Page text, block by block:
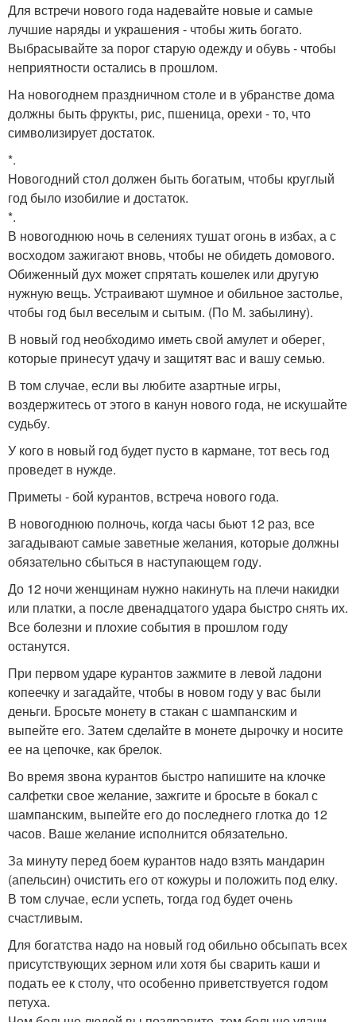
Для встречи нового года надевайте новые и самые
лучшие наряды и украшения - чтобы жить богато.
Выбрасывайте за порог старую одежду и обувь - чтобы
неприятности остались в прошлом.
На новогоднем праздничном столе и в убранстве дома
должны быть фрукты, рис, пшеница, орехи - то, что
символизирует достаток.
*.
Новогодний стол должен быть богатым, чтобы круглый
год было изобилие и достаток.
*.
В новогоднюю ночь в селениях тушат огонь в избах, а с
восходом зажигают вновь, чтобы не обидеть домового.
Обиженный дух может спрятать кошелек или другую
нужную вещь. Устраивают шумное и обильное застолье,
чтобы год был веселым и сытым. (По М. забылину).
В новый год необходимо иметь свой амулет и оберег,
которые принесут удачу и защитят вас и вашу семью.
В том случае, если вы любите азартные игры,
воздержитесь от этого в канун нового года, не искушайте
судьбу.
У кого в новый год будет пусто в кармане, тот весь год
проведет в нужде.
Приметы - бой курантов, встреча нового года.
В новогоднюю полночь, когда часы бьют 12 раз, все
загадывают самые заветные желания, которые должны
обязательно сбыться в наступающем году.
До 12 ночи женщинам нужно накинуть на плечи накидки
или платки, а после двенадцатого удара быстро снять их.
Все болезни и плохие события в прошлом году
останутся.
При первом ударе курантов зажмите в левой ладони
копеечку и загадайте, чтобы в новом году у вас были
деньги. Бросьте монету в стакан с шампанским и
выпейте его. Затем сделайте в монете дырочку и носите
ее на цепочке, как брелок.
Во время звона курантов быстро напишите на клочке
салфетки свое желание, зажгите и бросьте в бокал с
шампанским, выпейте его до последнего глотка до 12
часов. Ваше желание исполнится обязательно.
За минуту перед боем курантов надо взять мандарин
(апельсин) очистить его от кожуры и положить под елку.
В том случае, если успеть, тогда год будет очень
счастливым.
Для богатства надо на новый год обильно обсыпать всех
присутствующих зерном или хотя бы сварить каши и
подать ее к столу, что особенно приветствуется годом
петуха.